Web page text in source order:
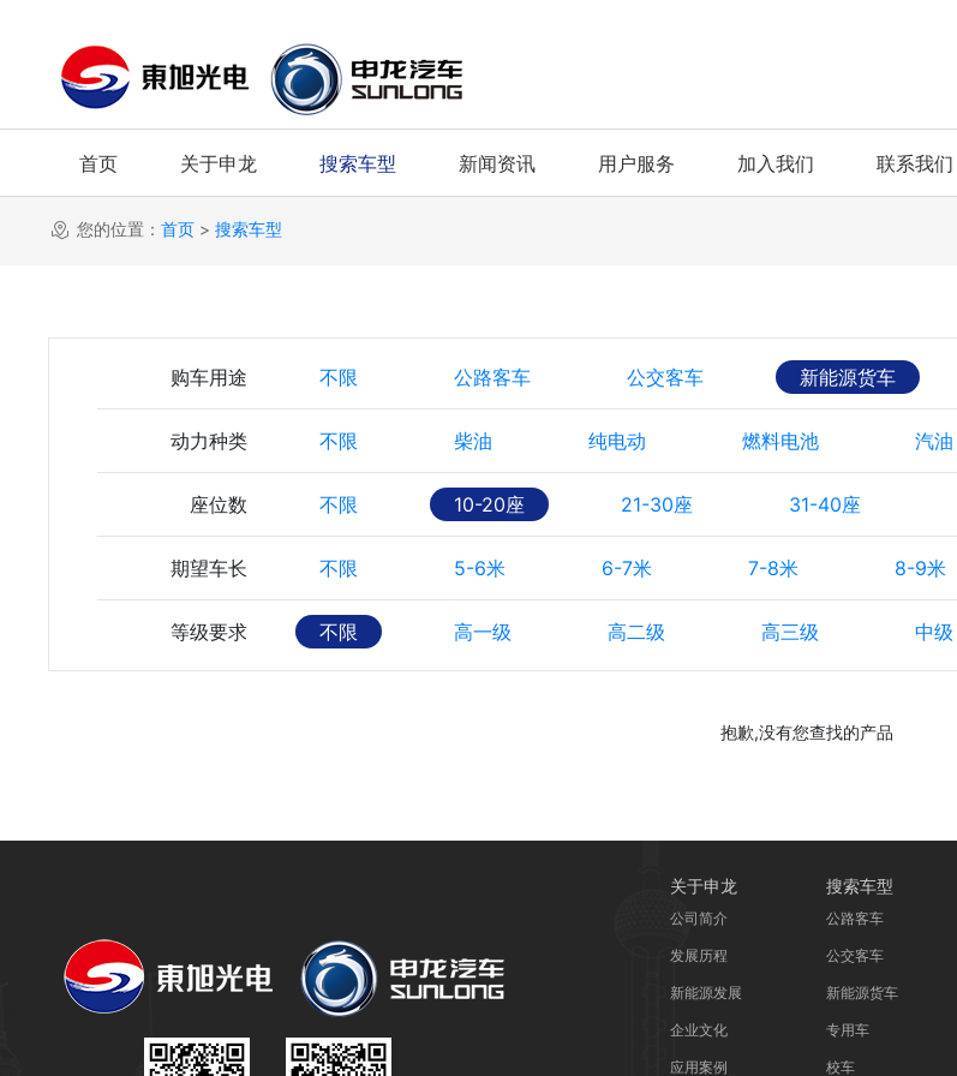
首页 关于申龙 搜索车型 新闻资讯 用户服务 加入我们 联系我们
您的位置： 首页 > 搜索车型
购车用途 不限 公路客车 公交客车 新能源货车
动力种类 不限 柴油 纯电动 燃料电池 汽油
座位数 不限 10-20座 21-30座 31-40座
期望车长 不限 5-6米 6-7米 7-8米 8-9米
等级要求 不限 高一级 高二级 高三级 中级
抱歉,没有您查找的产品
关于申龙
公司简介
发展历程
新能源发展
企业文化
应用案例
搜索车型
公路客车
公交客车
新能源货车
专用车
校车